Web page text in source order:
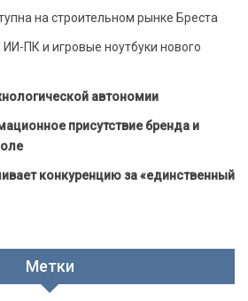
на строительном рынке Бреста
ИИ-ПК и игровые ноутбуки нового
автономии
присутствие бренда и
конкуренцию за «единственный
Метки